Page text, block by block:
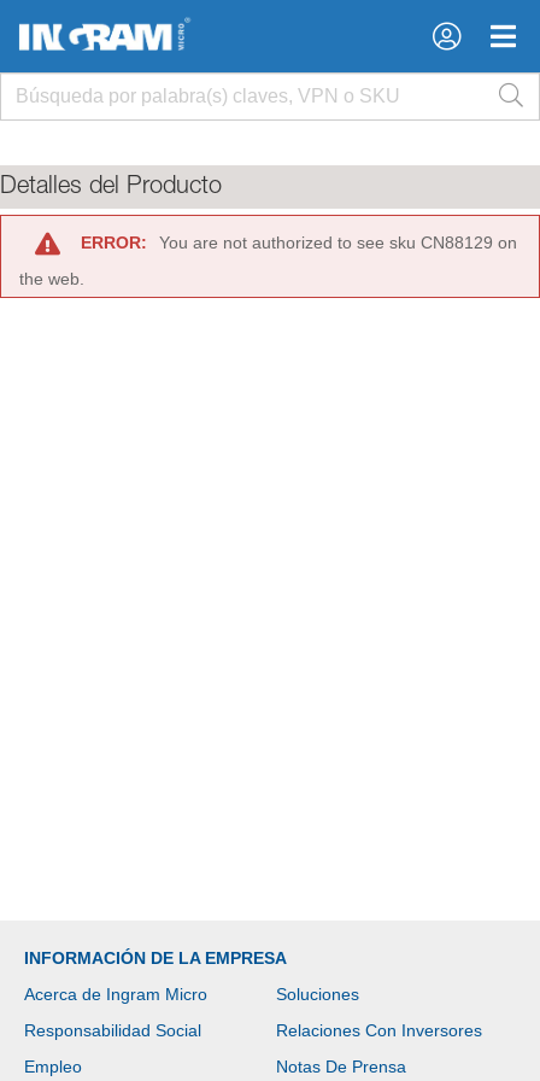
×
×
Detalles del Producto
ERROR:
You are not authorized to see sku CN88129 on
the web.
INFORMACIÓN DE LA EMPRESA
Acerca de Ingram Micro
Soluciones
Responsabilidad Social
Relaciones Con Inversores
Empleo
Notas De Prensa